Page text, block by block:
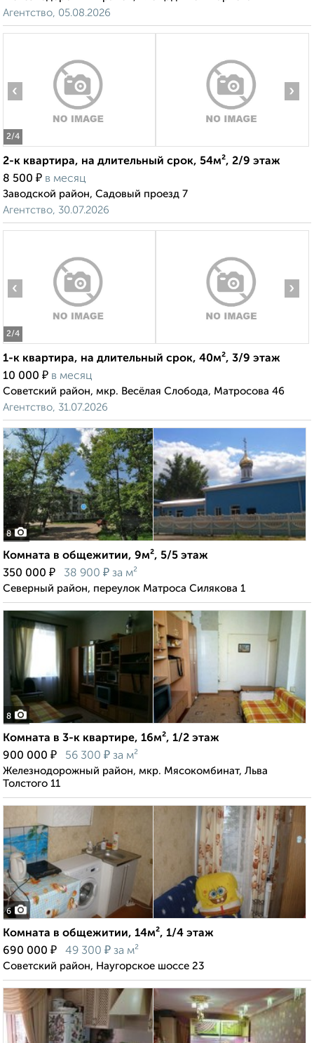
Агентство, 05.08.2026
2/4
‹ ›
2-к квартира, на длительный срок, 54м², 2/9 этаж
8 500 ₽ в месяц
Заводской район, Садовый проезд 7
Агентство, 30.07.2026
2/4
‹ ›
1-к квартира, на длительный срок, 40м², 3/9 этаж
10 000 ₽ в месяц
Советский район, мкр. Весёлая Слобода, Матросова 46
Агентство, 31.07.2026
8
Комната в общежитии, 9м², 5/5 этаж
350 000 ₽ 38 900 ₽ за м²
Северный район, переулок Матроса Силякова 1
8
Комната в 3-к квартире, 16м², 1/2 этаж
900 000 ₽ 56 300 ₽ за м²
Железнодорожный район, мкр. Мясокомбинат, Льва
Толстого 11
6
Комната в общежитии, 14м², 1/4 этаж
690 000 ₽ 49 300 ₽ за м²
Советский район, Наугорское шоссе 23